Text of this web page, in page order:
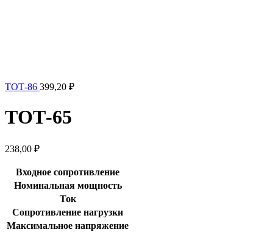
ТОТ-86 399,20 ₽
ТОТ-65
238,00 ₽
Входное сопротивление
Номинальная мощность
Ток
Сопротивление нагрузки
Максимальное напряжение